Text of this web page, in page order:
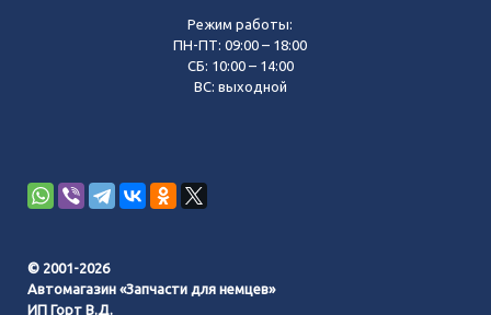
Режим работы:
ПН-ПТ: 09:00 – 18:00
СБ: 10:00 – 14:00
ВС: выходной
© 2001-2026
Автомагазин «Запчасти для немцев»
ИП Горт В.Д.